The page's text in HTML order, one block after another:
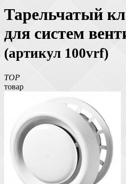
Тарельчатый
для систем
(артикул 100vrf)
TOP
товар